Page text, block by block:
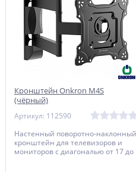
Кронштейн Onkron M4S
(чёрный)
Артикул: 112590
Настенный поворотно-наклонный
кронштейн для телевизоров и
мониторов с диагональю от 17 до